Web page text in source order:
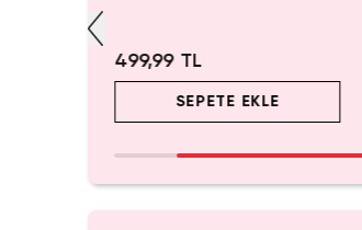
499,99 TL
SEPETE EKLE